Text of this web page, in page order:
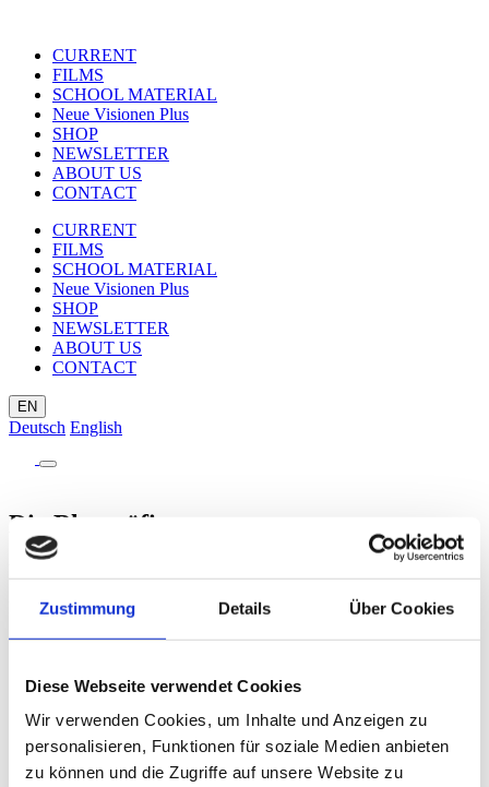
Zustimmung Details Über Cookies
Diese Webseite verwendet Cookies
Wir verwenden Cookies, um Inhalte und Anzeigen zu
personalisieren, Funktionen für soziale Medien anbieten
zu können und die Zugriffe auf unsere Website zu
CURRENT
FILMS
SCHOOL MATERIAL
Neue Visionen Plus
SHOP
NEWSLETTER
ABOUT US
CONTACT
CURRENT
FILMS
SCHOOL MATERIAL
Neue Visionen Plus
SHOP
NEWSLETTER
ABOUT US
CONTACT
EN
Deutsch English
Die Blutgräfin
KINOSTART: 29.10.2026
SYNOPSIS
FESTIVALS & PRESSE
REGIE
GALERIE
DOWNLOAD